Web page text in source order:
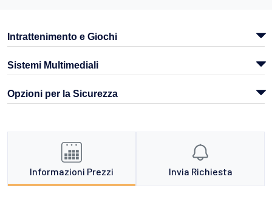
Intrattenimento e Giochi
Sistemi Multimediali
Opzioni per la Sicurezza
Informazioni Prezzi Invia Richiesta